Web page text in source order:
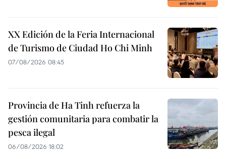
XX Edición de la Feria Internacional
de Turismo de Ciudad Ho Chi Minh
07/08/2026 08:45
Provincia de Ha Tinh refuerza la
gestión comunitaria para combatir la
pesca ilegal
06/08/2026 18:02